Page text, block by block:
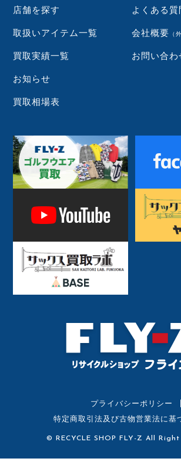
店舗を探す
取扱いアイテム一覧
買取実績一覧
お知らせ
買取相場表
よくある質
会社概要 （
お問い合わ
プライバシーポリシー
特定商取引法及び古物営業法に基
© RECYCLE SHOP FLY-Z All Right